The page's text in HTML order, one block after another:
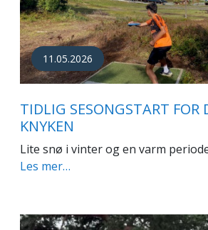
11.05.2026
TIDLIG SESONGSTART FOR
KNYKEN
Lite snø i vinter og en varm
Les mer…